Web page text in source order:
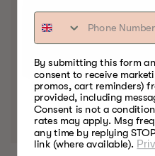
By submitting this form
consent to receive
promos, cart reminders)
provided, including
Consent is not a
rates may apply. Msg
any time by replying
link (where available).